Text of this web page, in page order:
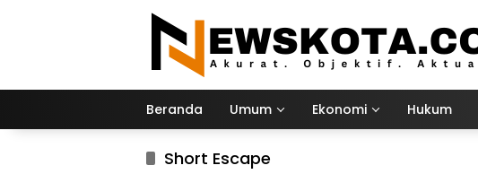
Beranda Umum Ekonomi Hukum
Short Escape